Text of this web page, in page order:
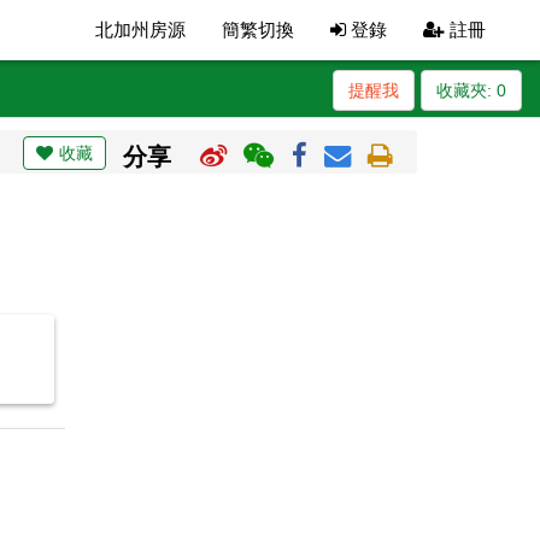
北加州房源 簡繁切換 登錄 註冊
收藏夾: 0
提醒我
收藏 分享